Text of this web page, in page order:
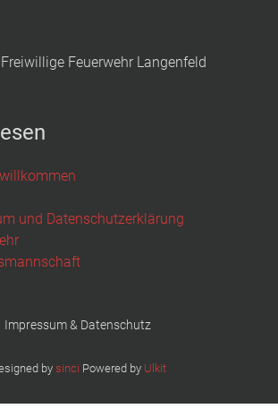
Feuerwehr Langenfeld
und Datenschutzerklärung
Impressum & Datenschutz
bysinci Powered by Ulkit